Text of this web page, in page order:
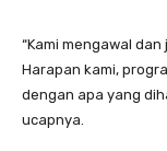
“Kami mengawal
Harapan kami,
dengan apa yang
ucapnya.